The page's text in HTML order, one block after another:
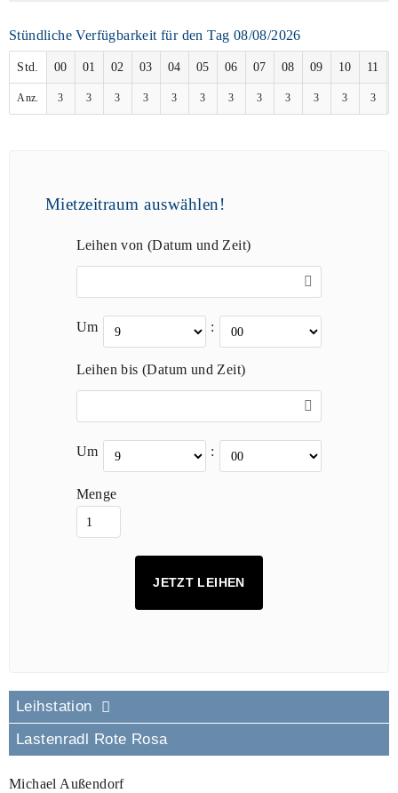
Stündliche Verfügbarkeit für den Tag 08/08/2026
Std. 00 01 02 03 04 05 06 07 08 09 10 11
Anz. 3 3 3 3 3 3 3 3 3 3 3 3
Mietzeitraum auswählen!
Leihen von (Datum und Zeit)
Um :
Leihen bis (Datum und Zeit)
Um :
Menge
Leihstation
Lastenradl Rote Rosa
Michael Außendorf